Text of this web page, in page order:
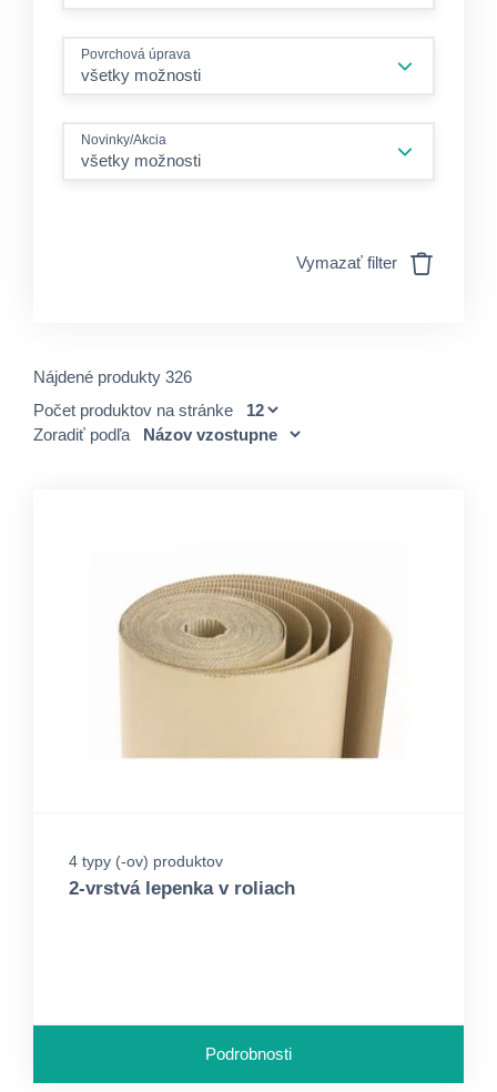
Povrchová úprava
všetky možnosti
Novinky/Akcia
všetky možnosti
Vymazať filter
Nájdené produkty 326
Počet produktov na stránke
Zoradiť podľa
4 typy (-ov) produktov
2-vrstvá lepenka v roliach
Podrobnosti